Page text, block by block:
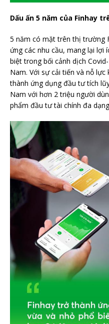
Dấu ấn 5 năm của Finhay
5 năm có mặt trên thị trường
ứng các nhu cầu, mang lại lợi
biệt trong bối cảnh dịch
Nam. Với sự cải tiến và nỗ
thành ứng dụng đầu tư tích
Nam với hơn 2 triệu người
phẩm đầu tư tài chính đa